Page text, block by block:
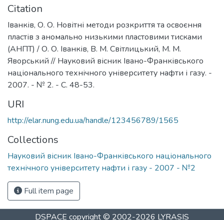
Citation
Іванків, О. О. Новітні методи розкриття та освоєння
пластів з аномально низькими пластовими тисками
(АНПТ) / О. О. Іванків, В. М. Світлицький, М. М.
Яворський // Науковий вісник Івано-Франківського
національного технічного університету нафти і газу. -
2007. - № 2. - С. 48-53.
URI
http://elar.nung.edu.ua/handle/123456789/1565
Collections
Науковий вісник Івано-Франківського національного
технічного університету нафти і газу - 2007 - №2
Full item page
DSPACE copyright © 2002-2026 LYRASIS